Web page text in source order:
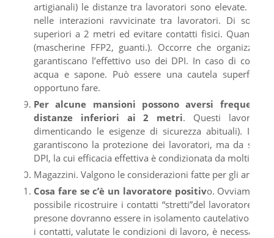
artigianali) le distanze tra lavoratori sono elevate. Il
nelle interazioni ravvicinate tra lavoratori. Di solito
superiori a 2 metri ed evitare contatti fisici. Quando
(mascherine FFP2, guanti.). Occorre che
garantiscano l’effettivo uso dei DPI. In caso di
acqua e sapone. Può essere una cautela
opportuno fare.
Per alcune mansioni possono aversi
distanze inferiori ai 2 metri. Questi lavori
dimenticando le esigenze di sicurezza abituali). I soli
garantiscono la protezione dei lavoratori, ma da
DPI, la cui efficacia effettiva è condizionata da molti
Magazzini. Valgono le considerazioni fatte per gli
Cosa fare se c’è un lavoratore positivo. Ovviamente
possibile ricostruire i contatti “stretti”del lavoratore
presone dovranno essere in isolamento cautelativo. Nel
i contatti, valutate le condizioni di lavoro, è necessario